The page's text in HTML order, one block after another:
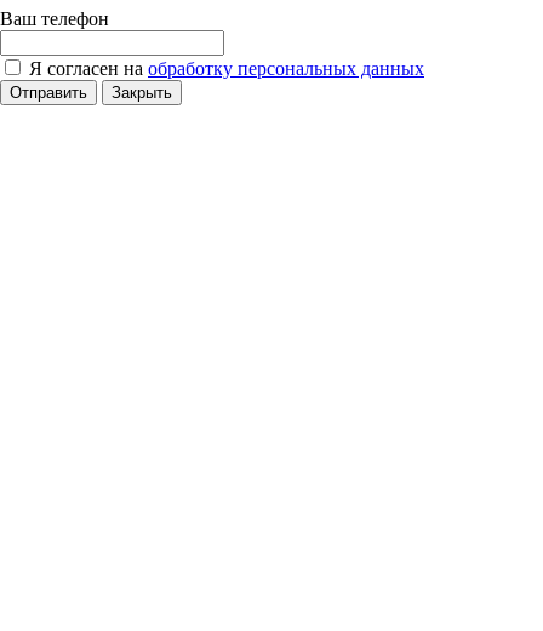
Ваш телефон
Я согласен на обработку персональных данных
Отправить Закрыть